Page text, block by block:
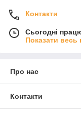
Контакти
Сьогодні
Показати весь
Про нас
Контакти